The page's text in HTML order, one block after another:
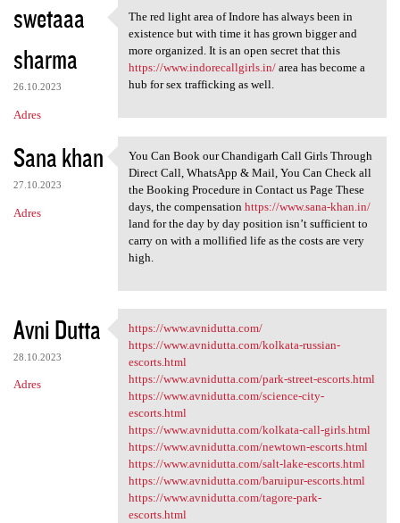
swetaaa
sharma
26.10.2023
Adres
The red light area of Indore
The red light area of Indore has always been in
existence but with time it has grown bigger and
more organized. It is an open secret that this
https://www.indorecallgirls.in/area has become a
hub for sex trafficking as well.
Sana khan
27.10.2023
Adres
You Can Book our Chandigarh
You Can Book our Chandigarh Call Girls Through
Direct Call, WhatsApp & Mail, You Can Check all
the Booking Procedure in Contact us Page These
days, the compensation https://www.sana-khan.in/
land for the day by day position isn’t sufficient to
carry on with a mollified life as the costs are very
high.
Avni Dutta
28.10.2023
Adres
https://www.avnidutta.com/
https://www.avnidutta.com/
https://www.avnidutta.com/kolkata-russian-
escorts.html
https://www.avnidutta.com/park-street-escorts.html
https://www.avnidutta.com/science-city-
escorts.html
https://www.avnidutta.com/kolkata-call-girls.html
https://www.avnidutta.com/newtown-escorts.html
https://www.avnidutta.com/salt-lake-escorts.html
https://www.avnidutta.com/baruipur-escorts.html
https://www.avnidutta.com/tagore-park-
escorts.html